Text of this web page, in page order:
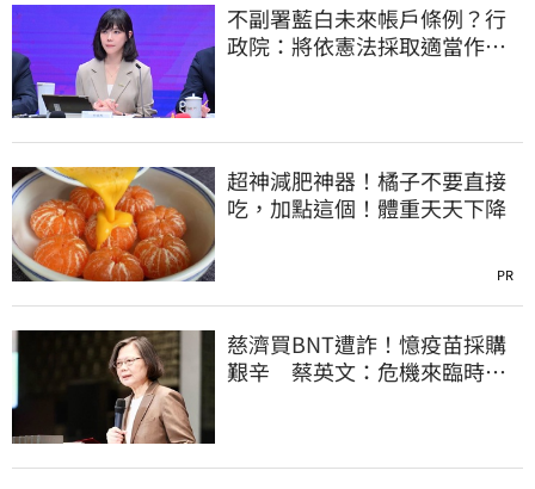
不副署藍白未來帳戶條例？行
政院：將依憲法採取適當作
超神減肥神器！橘子不要直接
吃，加點這個！體重天天下降
PR
慈濟買BNT遭詐！憶疫苗採購
艱辛 蔡英文：危機來臨時務